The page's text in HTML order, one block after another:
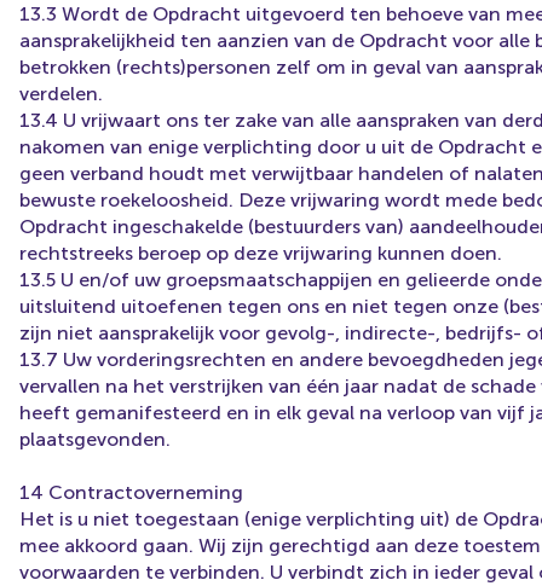
13.3 Wordt de Opdracht uitgevoerd ten behoeve van
aansprakelijkheid ten aanzien van de Opdracht voor
betrokken (rechts)personen zelf om in geval van
verdelen.
13.4 U vrijwaart ons ter zake van alle aanspraken van
nakomen van enige verplichting door u uit de
geen verband houdt met verwijtbaar handelen of
bewuste roekeloosheid. Deze vrijwaring wordt mede
Opdracht ingeschakelde (bestuurders van)
rechtstreeks beroep op deze vrijwaring kunnen doen.
13.5 U en/of uw groepsmaatschappijen en gelieerde
uitsluitend uitoefenen tegen ons en niet tegen onze
zijn niet aansprakelijk voor gevolg-, indirecte-, bedrijfs-
13.7 Uw vorderingsrechten en andere bevoegdheden
vervallen na het verstrijken van één jaar nadat de
heeft gemanifesteerd en in elk geval na verloop van vijf
plaatsgevonden.
14 Contractoverneming
Het is u niet toegestaan (enige verplichting uit) de
mee akkoord gaan. Wij zijn gerechtigd aan deze
voorwaarden te verbinden. U verbindt zich in ieder